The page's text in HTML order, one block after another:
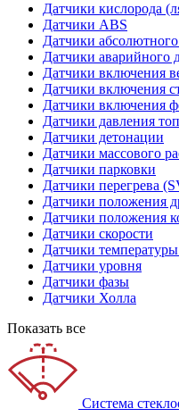
Датчики кислорода
Датчики ABS
Датчики
Датчики аварийного
Датчики включения
Датчики включения
Датчики включения
Датчики давления
Датчики детонации
Датчики массового
Датчики парковки
Датчики перегрева
Датчики положения
Датчики положения
Датчики скорости
Датчики
Датчики уровня
Датчики фазы
Датчики Холла
Показать все
Система